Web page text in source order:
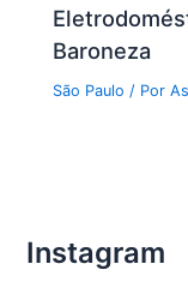
Baroneza
São Paulo / Por
Instagram